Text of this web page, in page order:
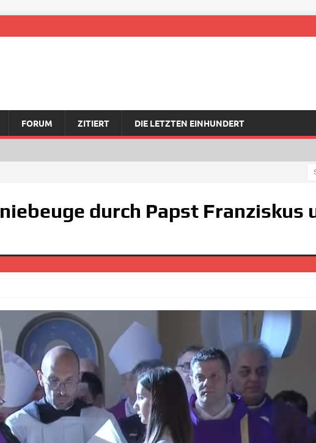
FORUM ZITIERT DIE LETZTEN EINHUNDERT
durch Papst Franziskus